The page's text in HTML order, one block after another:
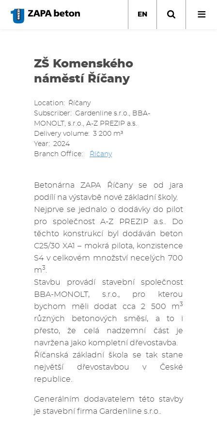
main
EN
ZŠ Komenského
náměstí Říčany
Location
Říčany
Subscriber
Gardenline s.r.o., BBA-
MONOLT, s.r.o., A-Z PREZIP a.s.
Delivery volume
3 200 m³
Year
2024
Branch Office
Říčany
Betonárna ZAPA Říčany se od jara
podílí na výstavbě nové základní školy.
Nejprve se jednalo o dodávky do pilot
pro společnost A-Z PREZIP a.s.. Do
těchto konstrukcí byl dodáván beton
C25/30 XA1 – mokrá pilota, konzistence
S4 v celkovém množství necelých 700
m3
Stavbu provádí stavební společnost
BBA-MONOLT, s.r.o., pro kterou
bychom měli dodat cca 2 500 m3
různých betonových směsí, a to i
přesto, že celá nadzemní část je
navržena jako kompletní dřevostavba.
Říčanská základní škola se tak stane
největší dřevostavbou v České
republice.
Generálním dodavatelem této stavby
je stavební firma Gardenline s.r.o..